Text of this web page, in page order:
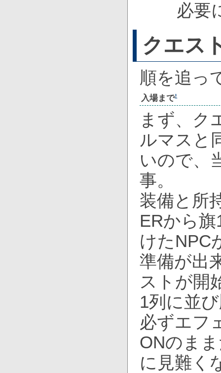
必要
クエス
順を追っ
入場まで†
まず、ク
ルマスと
いので、
事。
装備と所
ERから
けたNPC
準備が出
ストが開
1列に並
必ずエフ
ONのま
に見難く